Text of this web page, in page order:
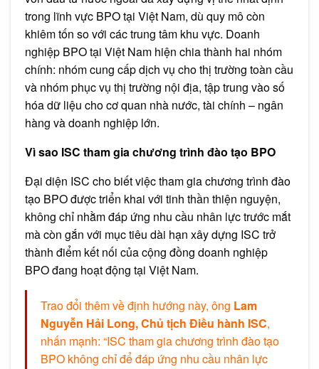
trong lĩnh vực BPO tại Việt Nam, dù quy mô còn
khiêm tốn so với các trung tâm khu vực. Doanh
nghiệp BPO tại Việt Nam hiện chia thành hai nhóm
chính: nhóm cung cấp dịch vụ cho thị trường toàn cầu
và nhóm phục vụ thị trường nội địa, tập trung vào số
hóa dữ liệu cho cơ quan nhà nước, tài chính – ngân
hàng và doanh nghiệp lớn.
Vì sao ISC tham gia chương trình đào tạo BPO
Đại diện ISC cho biết việc tham gia chương trình đào
tạo BPO được triển khai với tinh thần thiện nguyện,
không chỉ nhằm đáp ứng nhu cầu nhân lực trước mắt
mà còn gắn với mục tiêu dài hạn xây dựng ISC trở
thành điểm kết nối của cộng đồng doanh nghiệp
BPO đang hoạt động tại Việt Nam.
Trao đổi thêm về định hướng này, ông Lam
Nguyễn Hải Long, Chủ tịch Điều hành ISC,
nhấn mạnh: “ISC tham gia chương trình đào tạo
BPO không chỉ để đáp ứng nhu cầu nhân lực